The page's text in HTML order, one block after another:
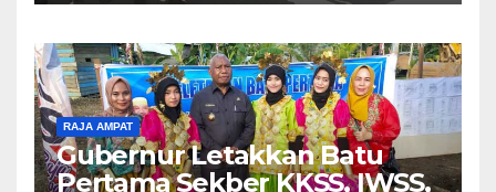
RAJA AMPAT
Gubernur Letakkan Batu
Pertama Sekber KKSS, IWSS,